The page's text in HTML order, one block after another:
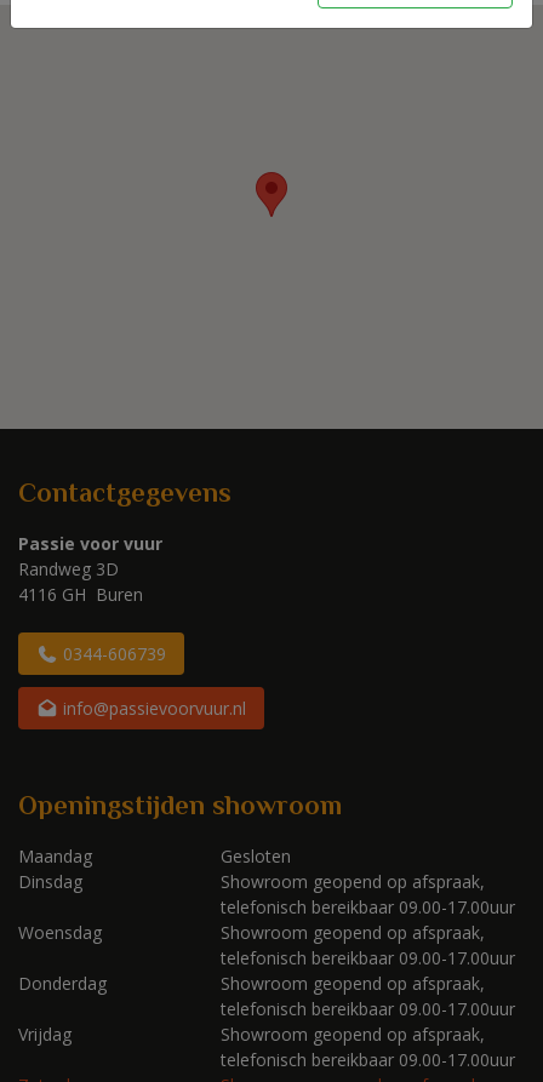
Contactgegevens
Passie voor vuur
Randweg 3D
4116 GH Buren
0344-606739
info@passievoorvuur.nl
Openingstijden showroom
Maandag
Gesloten
Dinsdag
Showroom geopend op afspraak,
telefonisch bereikbaar 09.00-17.00uur
Woensdag
Showroom geopend op afspraak,
telefonisch bereikbaar 09.00-17.00uur
Donderdag
Showroom geopend op afspraak,
telefonisch bereikbaar 09.00-17.00uur
Vrijdag
Showroom geopend op afspraak,
telefonisch bereikbaar 09.00-17.00uur